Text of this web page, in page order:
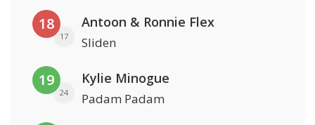
18
17
Antoon & Ronnie Flex
Sliden
19
24
Kylie Minogue
Padam Padam